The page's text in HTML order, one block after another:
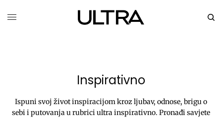
Inspirativno
Ispuni svoj život inspiracijom kroz ljubav, odnose, brigu o
sebi i putovanja u rubrici ultra inspirativno. Pronađi savjete